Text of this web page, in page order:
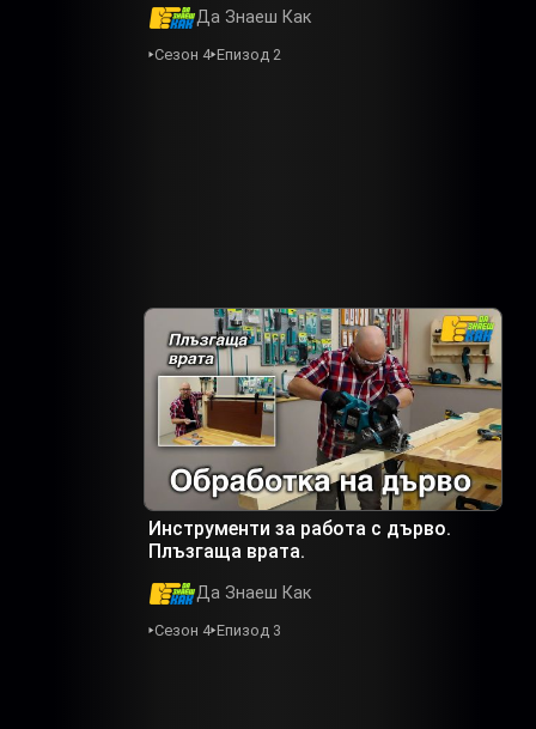
Да Знаеш Как
Сезон 4 Епизод 2
Инструменти за работа с дърво.
Плъзгаща врата.
Да Знаеш Как
Сезон 4 Епизод 3